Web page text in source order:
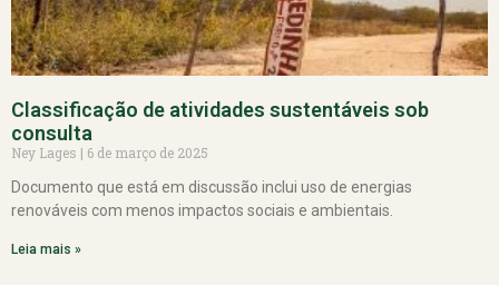
Classificação de atividades sustentáveis sob
consulta
Ney Lages
6 de março de 2025
Documento que está em discussão inclui uso de energias
renováveis com menos impactos sociais e ambientais.
Leia mais »